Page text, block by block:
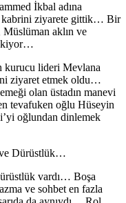
İkbal adına
kabrini ziyarete gittik… Bir
aklın ve
kurucu lideri Mevlana
ziyaret etmek oldu…
olan üstadın manevi
tevafuken oğlu Hüseyin
oğlundan dinlemek
ve Dürüstlük…
vardı… Boşa
ve sohbet en fazla